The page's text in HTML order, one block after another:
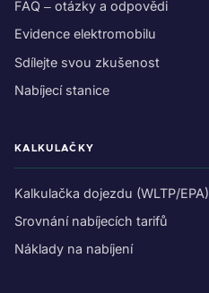
FAQ – otázky a odpovědi
Evidence elektromobilu
Sdílejte svou zkušenost
Nabíjecí stanice
KALKULAČKY
Kalkulačka dojezdu (WLTP/EPA)
Srovnání nabíjecích tarifů
Náklady na nabíjení